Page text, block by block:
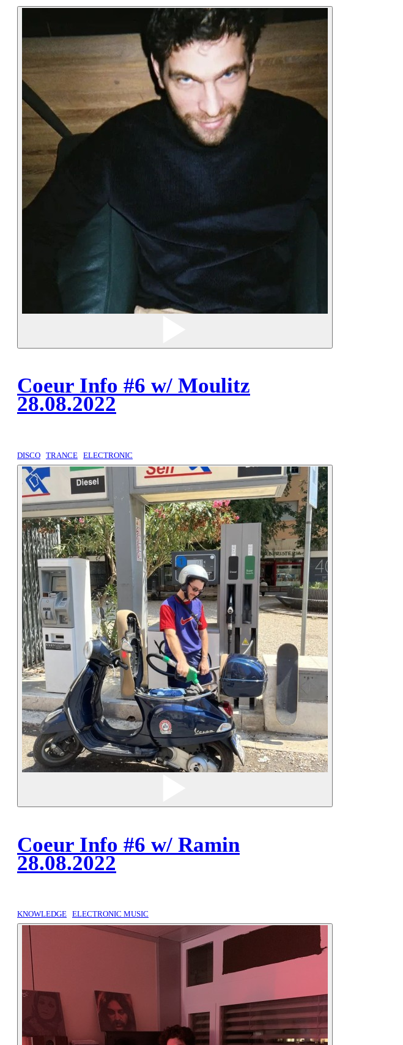
Coeur Info #6 w/ Moulitz
28.08.2022
DISCO TRANCE ELECTRONIC
Coeur Info #6 w/ Ramin
28.08.2022
KNOWLEDGE ELECTRONIC MUSIC